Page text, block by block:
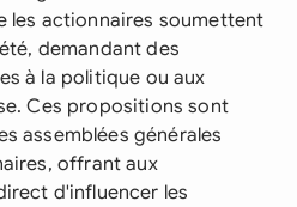
les actionnaires soumettent
demandant des
à la politique ou aux
Ces propositions sont
assemblées générales
offrant aux
d'influencer les